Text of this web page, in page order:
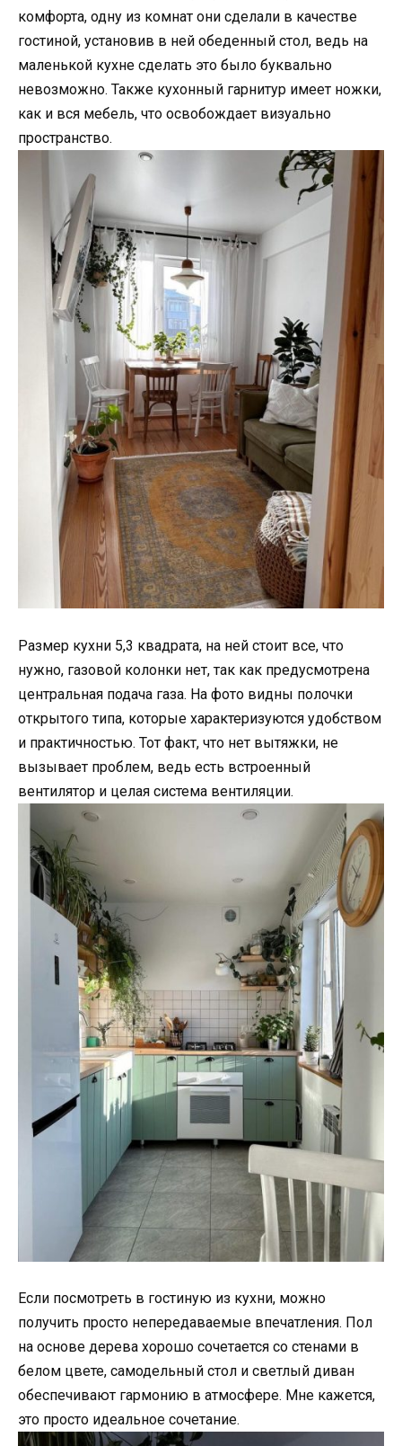
комфорта, одну из комнат они сделали в качестве
гостиной, установив в ней обеденный стол, ведь на
маленькой кухне сделать это было буквально
невозможно. Также кухонный гарнитур имеет ножки,
как и вся мебель, что освобождает визуально
пространство.
Размер кухни 5,3 квадрата, на ней стоит все, что
нужно, газовой колонки нет, так как предусмотрена
центральная подача газа. На фото видны полочки
открытого типа, которые характеризуются удобством
и практичностью. Тот факт, что нет вытяжки, не
вызывает проблем, ведь есть встроенный
вентилятор и целая система вентиляции.
Если посмотреть в гостиную из кухни, можно
получить просто непередаваемые впечатления. Пол
на основе дерева хорошо сочетается со стенами в
белом цвете, самодельный стол и светлый диван
обеспечивают гармонию в атмосфере. Мне кажется,
это просто идеальное сочетание.